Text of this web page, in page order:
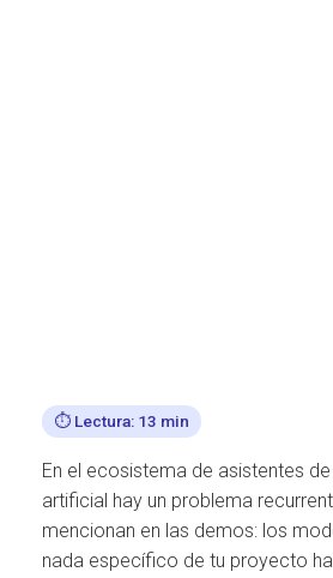
⏱️ Lectura: 13 min
En el ecosistema de asistentes
artificial hay un problema
mencionan en las demos: los
nada específico de tu proyecto